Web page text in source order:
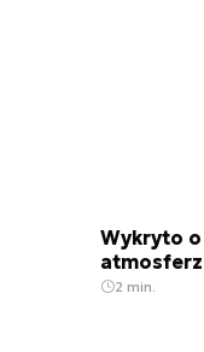
Wykryto
2 min.